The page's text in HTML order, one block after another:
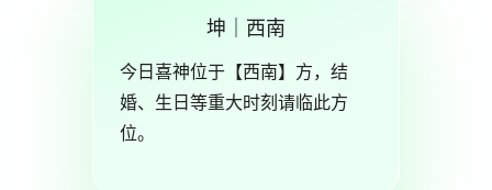
坤｜西南
今日喜神位于【西南】方，结
婚、生日等重大时刻请临此方
位。